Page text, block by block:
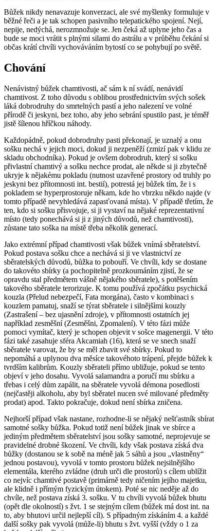
Bůžek nikdy nenavazuje konverzaci, ale své myšlenky formuluje v
běžné řeči a je tak schopen pasivního telepatického spojení. Nejí,
nepije, nedýchá, nerozmnožuje se. Jen čeká až uplyne jeho čas a
bude se moci vrátit s plnými silami do astrálu a v průběhu čekání si
občas krátí chvíli vychováváním bytostí co se pohybují po světě.
Chování
Nenávistný bůžek chamtivosti, ač sám k ní svádí, nenávidí
chamtivost. Z toho důvodu s oblibou prostřednictvím svých sošek
láká dobrodruhy do smrtelných pastí a jeho nalezení ve volné
přírodě či jeskyni, bez toho, aby jeho sebrání spustilo past, je téměř
jistě šílenou hříčkou náhody.
Každopádně, pokud dobrodruhy pasti překonají, je uznalý a onu
sošku nechá v jejich moci, dokud ji nezpeněží (zmizí pak v klidu ze
skladu obchodníka). Pokud je ovšem dobrodruh, který si sošku
přivlastní chamtivý a sošku nechce prodat, ale někde si ji zbytečně
ukryje k nějakému pokladu (nutnost uzavřené prostory od truhly po
jeskyni bez přítomnosti int. bestií), potrestá jej bůžek tím, že i s
pokladem se hyperprostoruje někam, kde ho vbrzku někdo najde (v
tomto případě nevyhledává zapasťovaná místa). V případě třetím, že
ten, kdo si sošku přisvojuje, si ji vystaví na nějaké reprezentativní
místo (tedy ponechává si ji z jiných důvodů, než chamtivosti),
zůstane tato soška na místě třeba několik generací.
Jako extrémní případ chamtivosti však bůžek vnímá sběratelství.
Pokud postava sošku chce a nechává si ji ve vlastnictví ze
sběratelských důvodů, bůžka to pobouří. Ve chvíli, kdy se dostane
do takovéto sbírky (a pochopitelně prozkoumáním zjistí, že se
opravdu stal předmětem vášně nějakého sběratele), s potěšením
takového sběratele terorizuje. K tomu používá zpočátku psychická
kouzla (Přelud nebezpečí, Fata morgána), často v kombinaci s
kouzlem pamatuj, snaží se týrat sběratele i silnějšími kouzly
(Zastrašení – bez ujasnění zdroje), v přítomnosti ostatních jej
například zesměšní (Zesměšni, Zpomalení). V této fázi může
pomoci vymítač, který je schopen objevit v sošce magenergii. V této
fázi také zasahuje sféra Akcamiah (16), která se ve snech snaží
sběratele varovat, že by se měl zbavit své sbírky. Pokud to
nepomáhá a uplynou dva měsíce takovéhoto trápení, přejde bůžek k
tvrdším kalibrům. Kouzly sběrateli přímo ubližuje, pokud se tento
objeví v jeho dosahu. Vyvolá salamandra a poručí mu sbírku a
třebas i celý dům zapálit, na sběratele vyvolá démona posedlosti
(nejčastěji alkoholu, aby byl sběratel nucen své milované předměty
prodat) apod. Takto pokračuje, dokud není sbírka zničena.
Nejhorší případ však nastane, rozhodne-li se nějaký nešťastník sbírat
samotné sošky bůžka. Pokud totiž není bůžek jinak ve sbírce a
jediným předmětem sběratelství jsou sošky samotné, neprojevuje se
pravidelné drobné škození. Ve chvíli, kdy však postava získá dva
bůžky (dostanou se k sobě na méně jak 5 sáhů a jsou „vlastněny“
jednou postavou), vyvolá v tomto prostoru bůžek nejsilnějšího
elementála, kterého zvládne (druh urči dle prostorů) s cílem ublížit
co nejvíc chamtivé postavě (primárně tedy ničením jejího majetku,
ale klidně i přímým fyzickým útokem). Poté se nic neděje až do
chvíle, než postava získá 3. sošku. V tu chvíli vyvolá bůžek bhutu
(opět dle okolností) s žvt. 1 se stejným cílem (bůžek má dost int. na
to, aby bhutovi určil nejlepší cíl). S případným získáním 4. a každé
další sošky pak vyvolá (může-li) bhutu s žvt. vyšší (vždy o 1 za